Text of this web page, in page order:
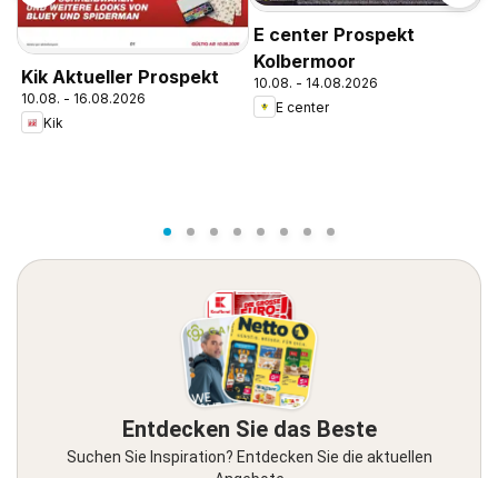
Kik Aktueller Prospekt
10.08. - 16.08.2026
Kik
E center Prospekt
Kolbermoor
10.08. - 14.08.2026
E center
Entdecken Sie das Beste
Suchen Sie Inspiration? Entdecken Sie die aktuellen